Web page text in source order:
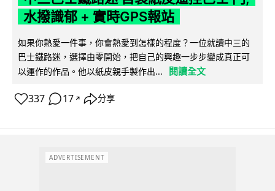
水撥識郁 + 實時GPS報站
如果你熱愛一件事，你會熱愛到怎樣的程度？一位就讀中三的
巴士鐵路迷，選擇由零開始，把自己的興趣一步步變成真正可
以運作的作品。他以紙皮親手製作出...
閱讀全文
337 17 ↗ 分享
ADVERTISEMENT